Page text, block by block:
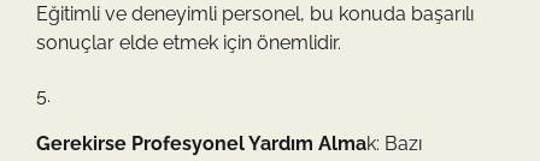
Eğitimli ve deneyimli personel, bu konuda başarılı
sonuçlar elde etmek için önemlidir.
Gerekirse Profesyonel Yardım Almak: Bazı